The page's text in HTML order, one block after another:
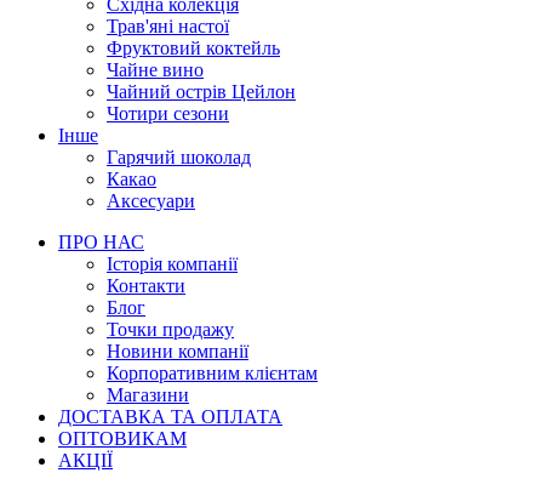
Східна колекція
Трав'яні настої
Фруктовий коктейль
Чайне вино
Чайний острів Цейлон
Чотири сезони
Інше
Гарячий шоколад
Какао
Аксесуари
ПРО НАС
Історія компанії
Контакти
Блог
Точки продажу
Новини компанії
Корпоративним клієнтам
Магазини
ДОСТАВКА ТА ОПЛАТА
ОПТОВИКАМ
АКЦІЇ